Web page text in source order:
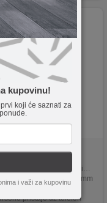
kupovinu!
koji će saznati za
i važi za kupovinu
Armor series Case
X/XS
na četiri kuta protiv udara
navlake iznosi 1.2 mm
izrade TPU
pristaje uz telefon